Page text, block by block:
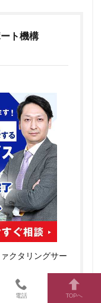
ト機構
クタリングサー
電話 TOPへ